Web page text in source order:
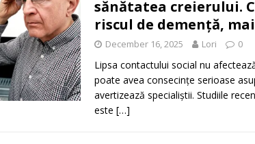
sănătatea creierului.
riscul de demență,
December 16, 2025 Lori 0
Lipsa contactului social nu
poate avea consecințe serioase
avertizează specialiștii. Studiile
este […]